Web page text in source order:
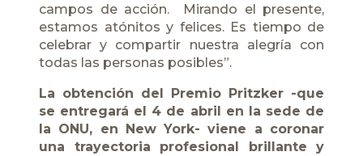
campos de acción. Mirando el presente,
estamos atónitos y felices. Es tiempo de
celebrar y compartir nuestra alegría con
todas las personas posibles”.
La obtención del Premio Pritzker -que
se entregará el 4 de abril en la sede de
la ONU, en New York- viene a coronar
una trayectoria profesional brillante y